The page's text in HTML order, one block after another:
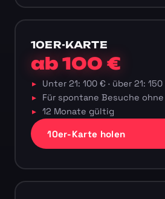
10ER-KARTE
ab 100 €
Unter 21: 100 € · über 21: 150
Für spontane Besuche ohne
12 Monate gültig
10er-Karte holen